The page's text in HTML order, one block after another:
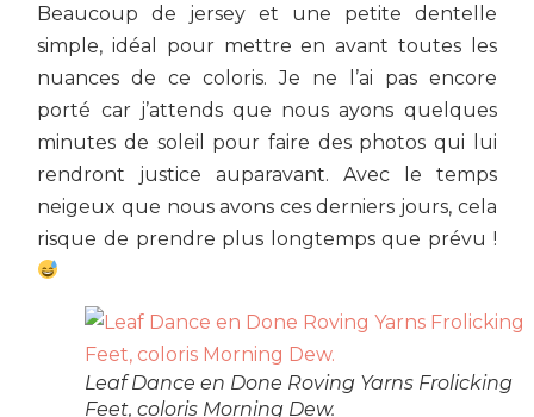
Beaucoup de jersey et une petite dentelle
simple, idéal pour mettre en avant toutes les
nuances de ce coloris. Je ne l’ai pas encore
porté car j’attends que nous ayons quelques
minutes de soleil pour faire des photos qui lui
rendront justice auparavant. Avec le temps
neigeux que nous avons ces derniers jours, cela
risque de prendre plus longtemps que prévu !
Leaf Dance en Done Roving Yarns Frolicking
Feet, coloris Morning Dew.